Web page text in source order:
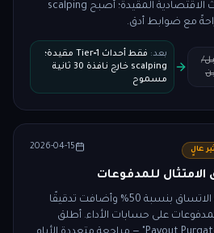
حدّث FTMO تصنيف الأحداث الاقتصادية المقيدة؛ أصبح scalping
بعد:
فقط أحداث Tier‑1 مقيدة؛
scalping خارج نافذة 30 ثانية
مسموح
عالٍ 2026-04-15
للمدفوعات
شددت Apex تطبيق قاعدة الاتساق بنسبة 50% وأضافت تدقيقًا
على حسابات الأداء. أطلق